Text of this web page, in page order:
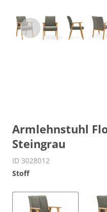
Armlehnstuhl
Steingrau
ID 3028012
Stoff